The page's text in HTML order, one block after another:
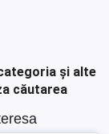
și alte
căutarea